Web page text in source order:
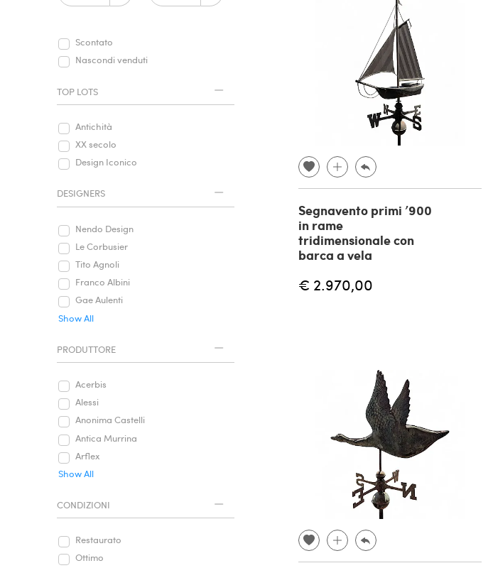
Scontato
Nascondi venduti
TOP LOTS
Antichità
XX secolo
Design Iconico
DESIGNERS
Nendo Design
Le Corbusier
Tito Agnoli
Franco Albini
Gae Aulenti
Show All
PRODUTTORE
Acerbis
Alessi
Anonima Castelli
Antica Murrina
Arflex
Show All
CONDIZIONI
Restaurato
Ottimo
Segnavento primi ’900
in rame
tridimensionale con
barca a vela
€ 2.970,00